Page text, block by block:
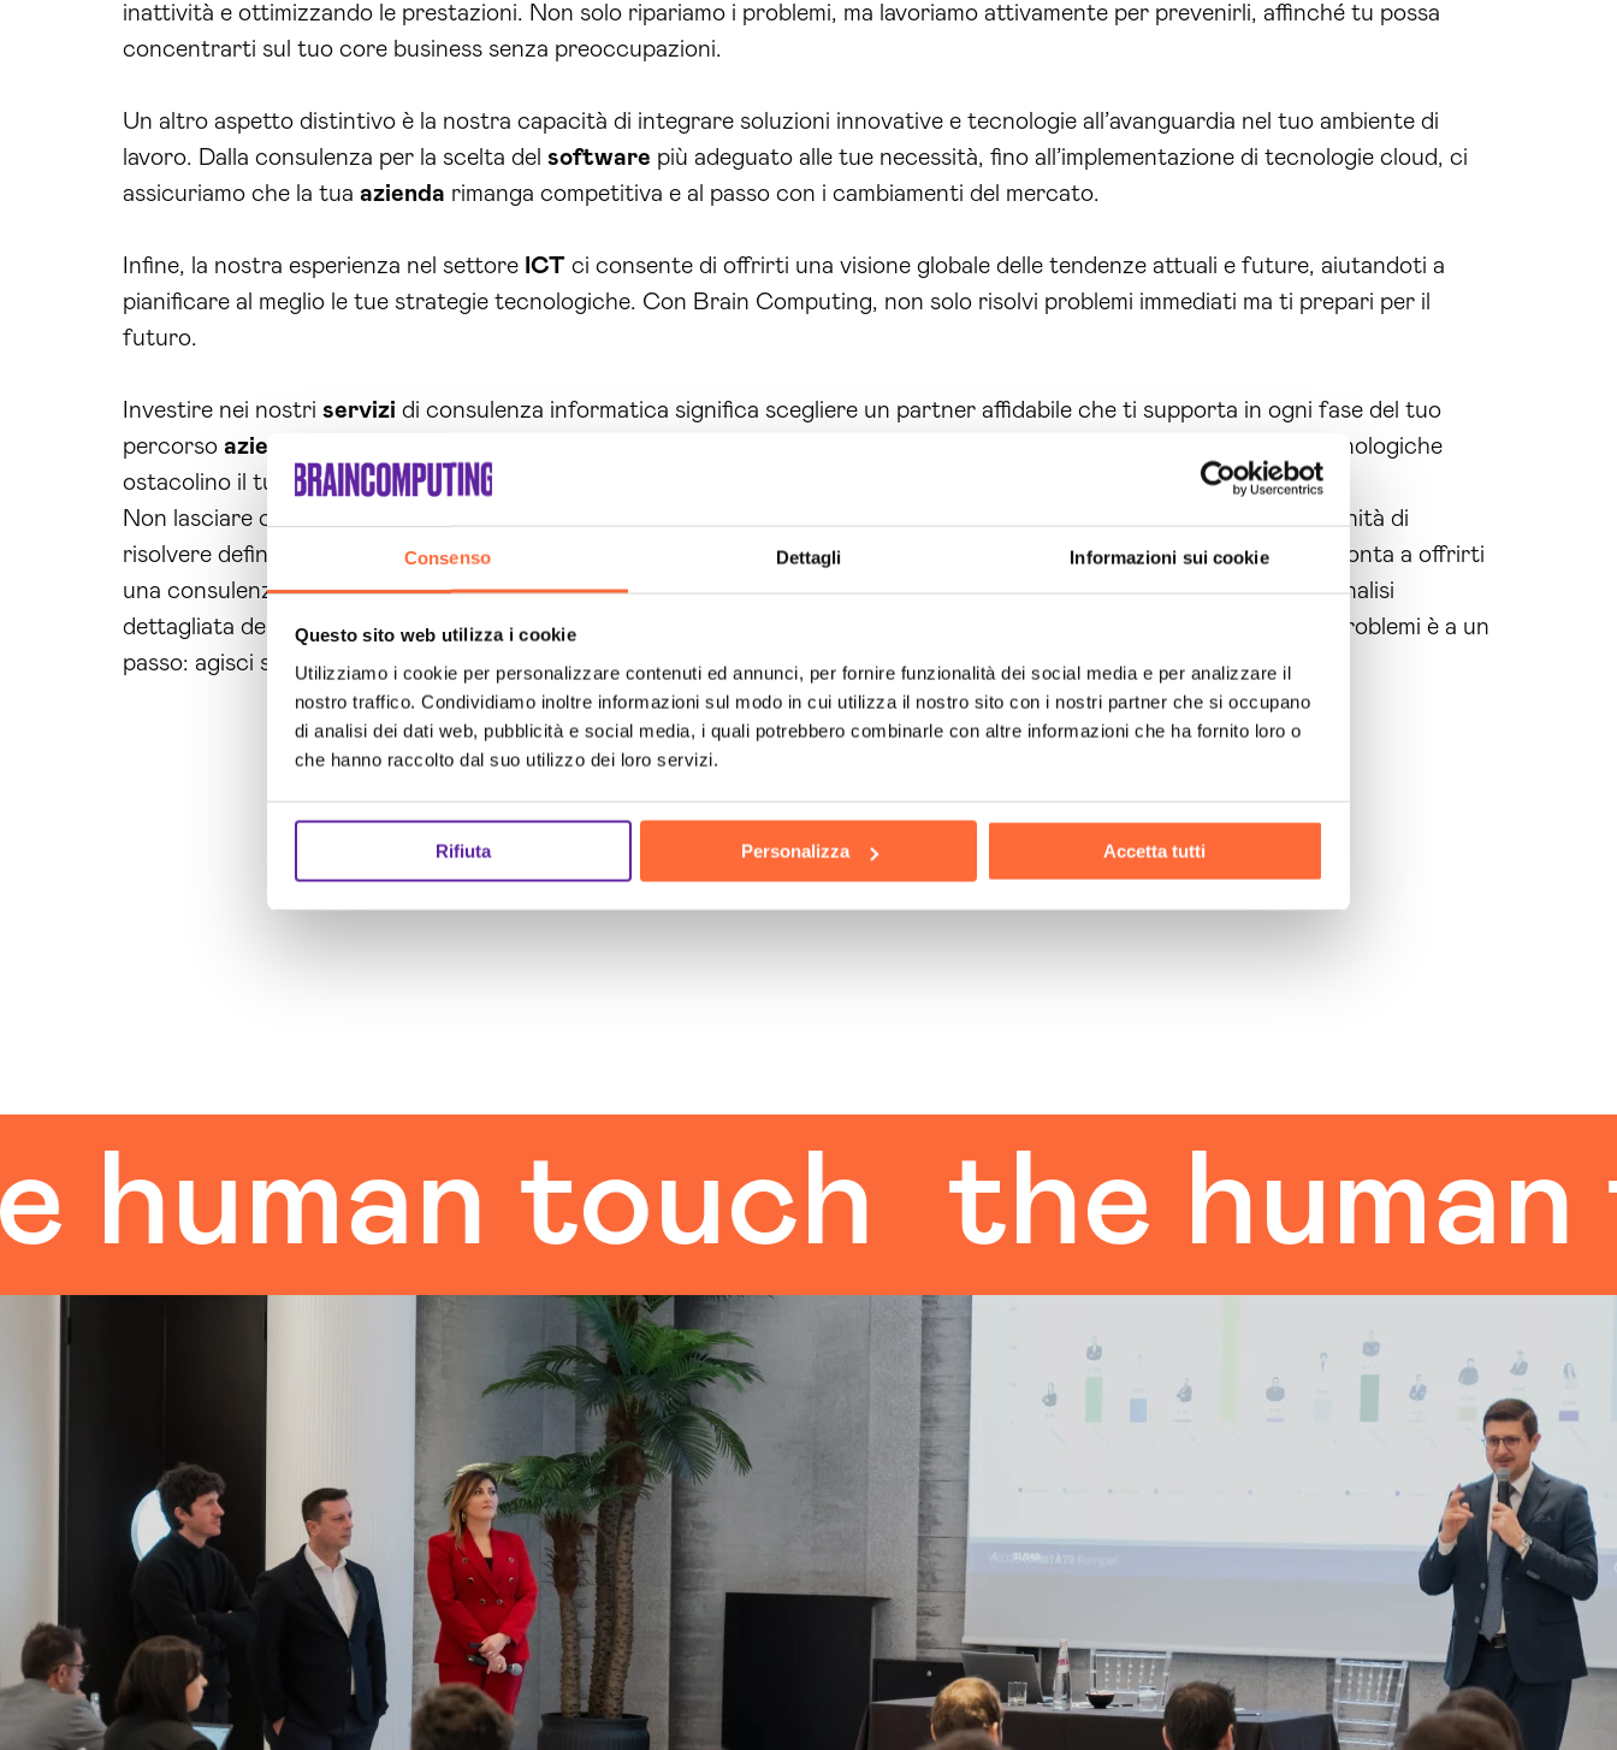
Consenso Dettagli Informazioni sui cookie
Questo sito web utilizza i cookie
Utilizziamo i cookie per personalizzare contenuti ed annunci, per fornire funzionalità dei social media e per analizzare il
nostro traffico. Condividiamo inoltre informazioni sul modo in cui utilizza il nostro sito con i nostri partner che si occupano
di analisi dei dati web, pubblicità e social media, i quali potrebbero combinarle con altre informazioni che ha fornito loro o
che hanno raccolto dal suo utilizzo dei loro servizi.
Rifiuta Personalizza Accetta tutti
inattività e ottimizzando le prestazioni. Non solo ripariamo i problemi, ma lavoriamo attivamente per prevenirli, affinché tu possa
concentrarti sul tuo core business senza preoccupazioni.
Un altro aspetto distintivo è la nostra capacità di integrare soluzioni innovative e tecnologie all’avanguardia nel tuo ambiente di
lavoro. Dalla consulenza per la scelta del software più adeguato alle tue necessità, fino all’implementazione di tecnologie cloud, ci
assicuriamo che la tua azienda rimanga competitiva e al passo con i cambiamenti del mercato.
Infine, la nostra esperienza nel settore ICT ci consente di offrirti una visione globale delle tendenze attuali e future, aiutandoti a
pianificare al meglio le tue strategie tecnologiche. Con Brain Computing, non solo risolvi problemi immediati ma ti prepari per il
futuro.
Investire nei nostri servizi di consulenza informatica significa scegliere un partner affidabile che ti supporta in ogni fase del tuo
percorso aziendale
, permettendoti di crescere in un ambiente sicuro e performante. Non lasciare che le difficoltà tecnologiche
ostacolino il tuo progresso: contattaci per scoprire come possiamo aiutarti.
Non lasciare che le sfide informatiche compromettano il futuro della tua
. Con Brain Computing, hai l’opportunità di
risolvere definitivamente i tuoi problemi grazie ai nostri
di consulenza informatica Rieti. La nostra squadra è pronta a offrirti
una consulenza personalizzata per affrontare ogni tua esigenza. Non aspettare oltre, contattaci ora per ricevere un’analisi
dettagliata delle tue necessità e scoprire come possiamo trasformare le tue sfide in opportunità. La soluzione ai tuoi problemi è a un
passo: agisci subito!
touch the human